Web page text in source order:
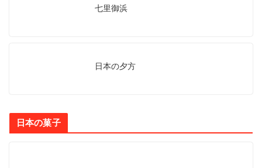
七里御浜
日本の夕方
日本の菓子